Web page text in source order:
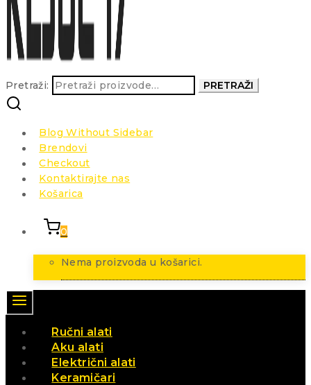
Pretraži: PRETRAŽI
Blog Without Sidebar
Brendovi
Checkout
Kontaktirajte nas
Košarica
0
Nema proizvoda u košarici.
Ručni alati
Aku alati
Električni alati
Keramičari